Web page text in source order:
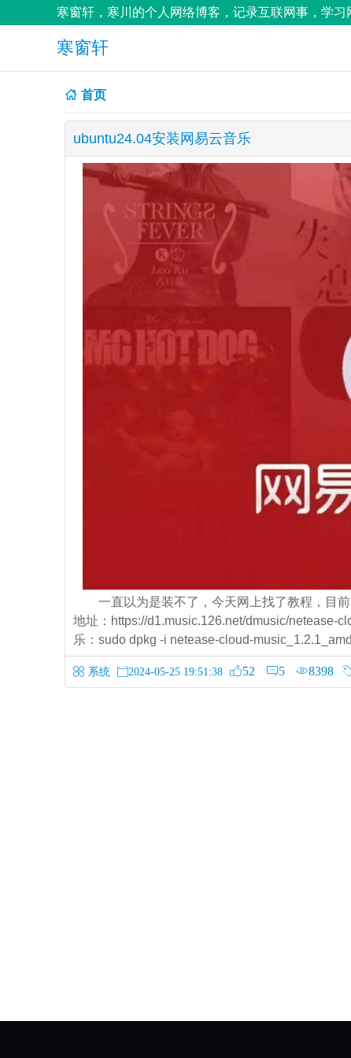
寒窗轩，寒川的个人网络博客，记录互联网事，学
寒窗轩
首页
ubuntu24.04安装网易云音乐
一直以为是装不了，今天网上找了教程，目
地址：https://d1.music.126.net/dmusic/netease-
乐：sudo dpkg -i netease-cloud-
系统 2024-05-25 19:51:38 52 5 8398